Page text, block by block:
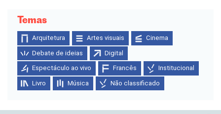
Temas
Arquitetura Artes visuais Cinema
Debate de ideias Digital
Espectáculo ao vivo Francês Institucional
Livro Música Não classificado